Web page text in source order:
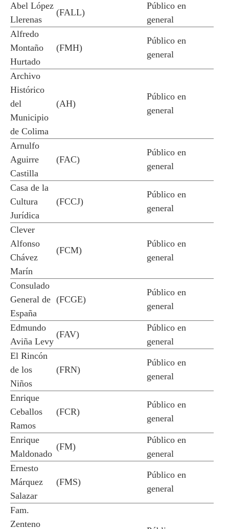
Abel López
Llerenas
(FALL)
Público en
general
Alfredo
Montaño
Hurtado
(FMH)
Público en
general
Archivo
Histórico
del
Municipio
de Colima
(AH)
Público en
general
Arnulfo
Aguirre
Castilla
(FAC)
Público en
general
Casa de la
Cultura
Jurídica
(FCCJ)
Público en
general
Clever
Alfonso
Chávez
Marín
(FCM)
Público en
general
Consulado
General de
España
(FCGE)
Público en
general
Edmundo
Aviña Levy
(FAV)
Público en
general
El Rincón
de los
Niños
(FRN)
Público en
general
Enrique
Ceballos
Ramos
(FCR)
Público en
general
Enrique
Maldonado
(FM)
Público en
general
Ernesto
Márquez
Salazar
(FMS)
Público en
general
Fam.
Zenteno